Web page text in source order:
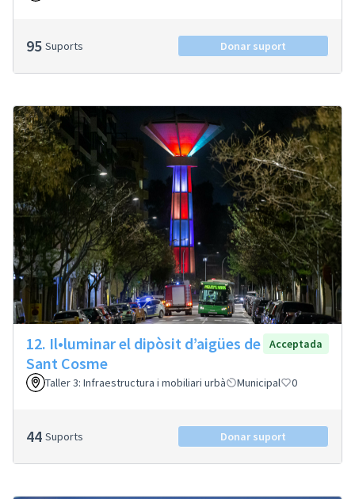
95 Suports Donar suport
12. Il•luminar el dipòsit d’aigües de
Sant Cosme
Acceptada
Taller 3: Infraestructura i mobiliari urbà Municipal 0
44 Suports Donar suport